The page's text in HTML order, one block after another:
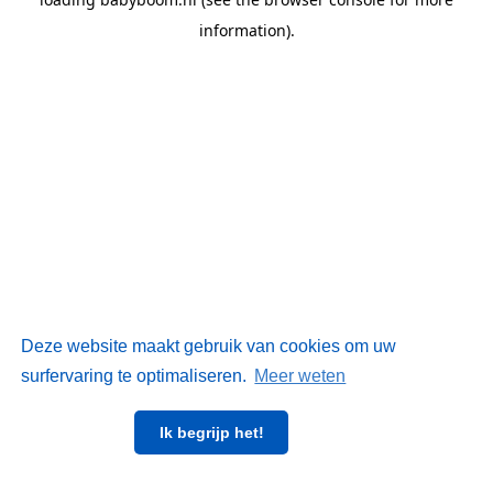
Deze website maakt gebruik van cookies om uw
surfervaring te optimaliseren. Meer weten
Ik begrijp het!
information).